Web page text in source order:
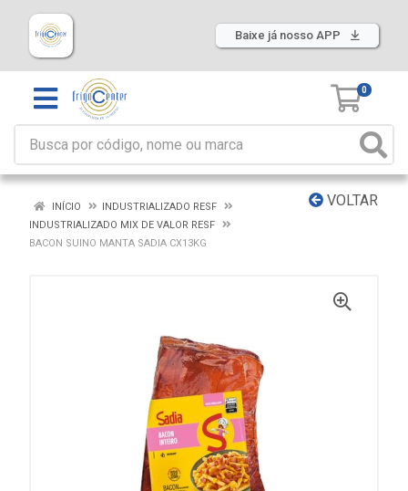
Baixe já nosso APP
0
VOLTAR
INÍCIO
INDUSTRIALIZADO RESF
INDUSTRIALIZADO MIX DE VALOR RESF
BACON SUINO MANTA SADIA CX13KG